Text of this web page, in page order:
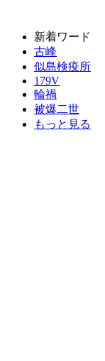
新着ワード
古峰
似島検疫所
179V
輪禍
被爆二世
もっと見る